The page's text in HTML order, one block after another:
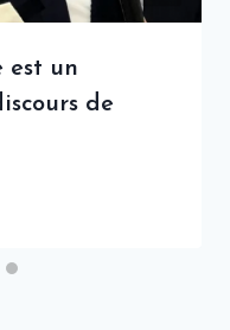
est un
de